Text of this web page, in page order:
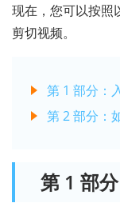
现在，您可以按照
剪切视频。
第 1 部分：
第 2 部分：
第 1 部